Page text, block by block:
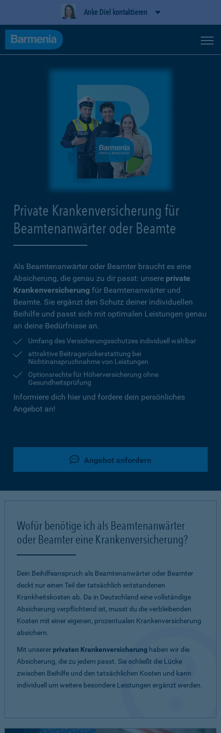
Anke Diel kontaktieren
Private Krankenversicherung für
Beamtenanwärter oder Beamte
Als Beamtenanwärter oder Beamter braucht es eine
Absicherung, die genau zu dir passt: unsere private
Krankenversicherung für Beamtenanwärter und
Beamte. Sie ergänzt den Schutz deiner individuellen
Beihilfe und passt sich mit optimalen Leistungen genau
an deine Bedürfnisse an.
Umfang des Versicherungsschutzes individuell wählbar
attraktive Beitragsrückerstattung bei
Nichtinanspruchnahme von Leistungen
Optionsrechte für Höherversicherung ohne
Gesundheitsprüfung
Informiere dich hier und fordere dein persönliches
Angebot an!
Angebot anfordern
Wofür benötige ich als Beamtenanwärter
oder Beamter eine Krankenversicherung?
Dein Beihilfeanspruch als Beamtenanwärter oder Beamter
deckt nur einen Teil der tatsächlich entstandenen
Krankheitskosten ab. Da in Deutschland eine vollständige
Absicherung verpflichtend ist, musst du die verbleibenden
Kosten mit einer eigenen, prozentualen Krankenversicherung
absichern.
Mit unserer privaten Krankenversicherung haben wir die
Absicherung, die zu jedem passt. Sie schließt die Lücke
zwischen Beihilfe und den tatsächlichen Kosten und kann
individuell um weitere besondere Leistungen ergänzt werden.